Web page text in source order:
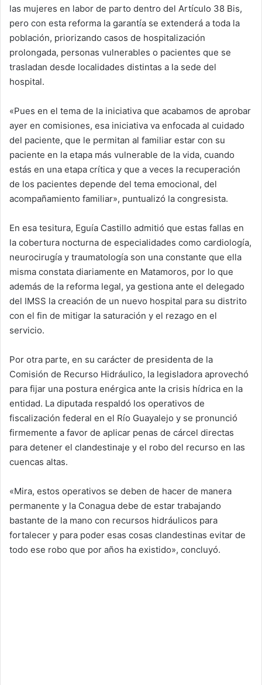
las mujeres en labor de parto dentro del Artículo 38 Bis,
pero con esta reforma la garantía se extenderá a toda la
población, priorizando casos de hospitalización
prolongada, personas vulnerables o pacientes que se
trasladan desde localidades distintas a la sede del
hospital.
«Pues en el tema de la iniciativa que acabamos de aprobar
ayer en comisiones, esa iniciativa va enfocada al cuidado
del paciente, que le permitan al familiar estar con su
paciente en la etapa más vulnerable de la vida, cuando
estás en una etapa crítica y que a veces la recuperación
de los pacientes depende del tema emocional, del
acompañamiento familiar», puntualizó la congresista.
En esa tesitura, Eguía Castillo admitió que estas fallas en
la cobertura nocturna de especialidades como cardiología,
neurocirugía y traumatología son una constante que ella
misma constata diariamente en Matamoros, por lo que
además de la reforma legal, ya gestiona ante el delegado
del IMSS la creación de un nuevo hospital para su distrito
con el fin de mitigar la saturación y el rezago en el
servicio.
Por otra parte, en su carácter de presidenta de la
Comisión de Recurso Hidráulico, la legisladora aprovechó
para fijar una postura enérgica ante la crisis hídrica en la
entidad. La diputada respaldó los operativos de
fiscalización federal en el Río Guayalejo y se pronunció
firmemente a favor de aplicar penas de cárcel directas
para detener el clandestinaje y el robo del recurso en las
cuencas altas.
«Mira, estos operativos se deben de hacer de manera
permanente y la Conagua debe de estar trabajando
bastante de la mano con recursos hidráulicos para
fortalecer y para poder esas cosas clandestinas evitar de
todo ese robo que por años ha existido», concluyó.